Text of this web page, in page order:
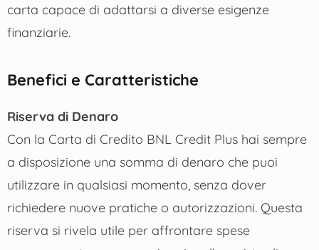
carta capace di adattarsi a diverse esigenze
finanziarie.
Benefici e Caratteristiche
Riserva di Denaro
Con la Carta di Credito BNL Credit Plus hai sempre
a disposizione una somma di denaro che puoi
utilizzare in qualsiasi momento, senza dover
richiedere nuove pratiche o autorizzazioni. Questa
riserva si rivela utile per affrontare spese